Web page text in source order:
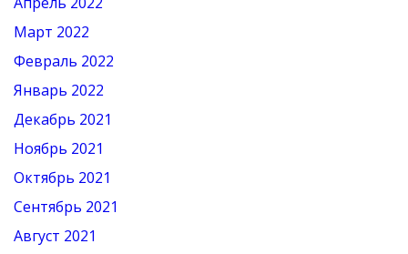
Март 2022
Февраль 2022
Январь 2022
Декабрь 2021
Ноябрь 2021
Октябрь 2021
Сентябрь 2021
Август 2021